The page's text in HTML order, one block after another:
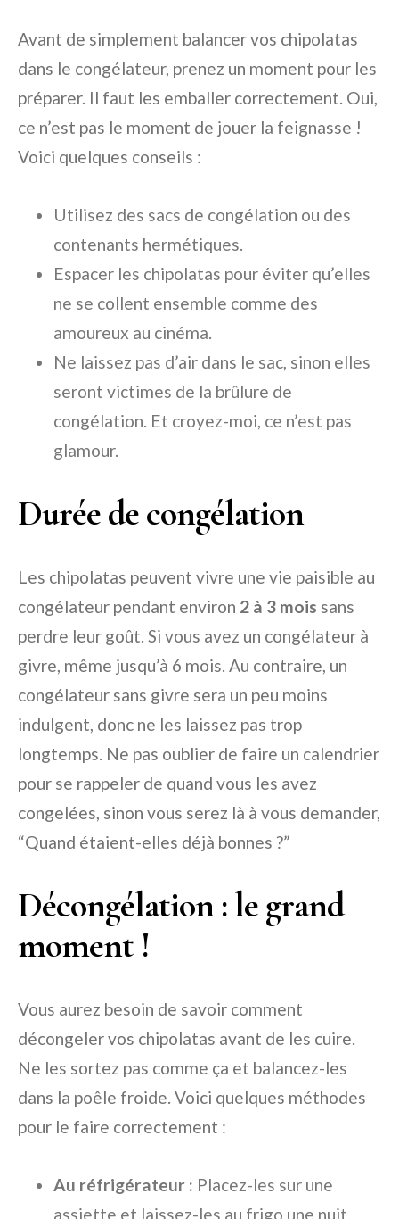
Avant de simplement balancer vos chipolatas
dans le congélateur, prenez un moment pour les
préparer. Il faut les emballer correctement. Oui,
ce n’est pas le moment de jouer la feignasse !
Voici quelques conseils :
Utilisez des sacs de congélation ou des
contenants hermétiques.
Espacer les chipolatas pour éviter qu’elles
ne se collent ensemble comme des
amoureux au cinéma.
Ne laissez pas d’air dans le sac, sinon elles
seront victimes de la brûlure de
congélation. Et croyez-moi, ce n’est pas
glamour.
Durée de congélation
Les chipolatas peuvent vivre une vie paisible au
congélateur pendant environ 2 à 3 mois sans
perdre leur goût. Si vous avez un congélateur à
givre, même jusqu’à 6 mois. Au contraire, un
congélateur sans givre sera un peu moins
indulgent, donc ne les laissez pas trop
longtemps. Ne pas oublier de faire un calendrier
pour se rappeler de quand vous les avez
congelées, sinon vous serez là à vous demander,
“Quand étaient-elles déjà bonnes ?”
Décongélation : le grand
moment !
Vous aurez besoin de savoir comment
décongeler vos chipolatas avant de les cuire.
Ne les sortez pas comme ça et balancez-les
dans la poêle froide. Voici quelques méthodes
pour le faire correctement :
Au réfrigérateur : Placez-les sur une
assiette et laissez-les au frigo une nuit.